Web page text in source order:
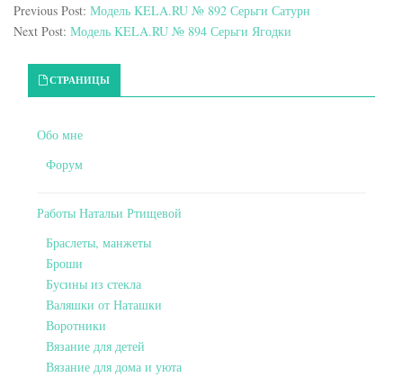
Previous Post: Модель KELA.RU № 892 Серьги Сатурн
Next Post: Модель KELA.RU № 894 Серьги Ягодки
Primary Sidebar
СТРАНИЦЫ
Обо мне
Форум
Работы Натальи Ртищевой
Браслеты, манжеты
Броши
Бусины из стекла
Валяшки от Наташки
Воротники
Вязание для детей
Вязание для дома и уюта